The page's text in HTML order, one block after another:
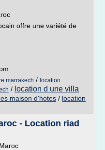
offre une variété de
marrakech / location
/ location d une villa
maison d'hotes / location
- Location riad